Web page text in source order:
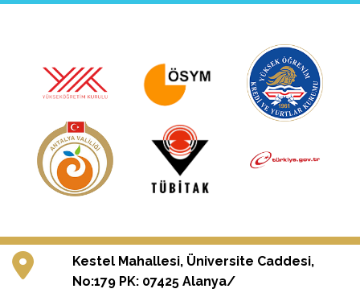
Kestel Mahallesi, Üniversite Caddesi,
No:179 PK: 07425 Alanya/